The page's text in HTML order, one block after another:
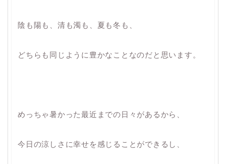
陰も陽も、清も濁も、夏も冬も、
どちらも同じように豊かなことなのだと思います。
めっちゃ暑かった最近までの日々があるから、
今日の涼しさに幸せを感じることができるし、